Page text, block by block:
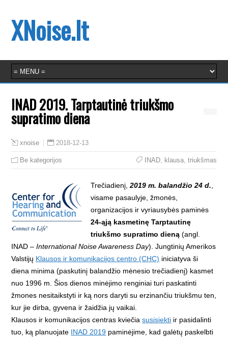
XNoise.lt
INAD 2019. Tarptautinė triukšmo
supratimo diena
xnoise 2018-12-13
Be kategorijos INAD, klausa, triukšmas
Trečiadienį,2019 m. balandžio 24 d.
visame pasaulyje, žmonės,
organizacijos ir vyriausybės paminės
24-ąją kasmetinę Tarptautinę
triukšmo supratimo dieną (angl.
INAD –International Noise Awareness Day). Jungtinių Amerikos
Valstijų Klausos ir komunikacijos centro (CHC) iniciatyva ši
diena minima (paskutinį balandžio mėnesio trečiadienį) kasmet
nuo 1996 m. Šios dienos minėjimo renginiai turi paskatinti
žmones nesitaikstyti ir ką nors daryti su erzinančiu triukšmu ten,
kur jie dirba, gyvena ir žaidžia jų vaikai.
Klausos ir komunikacijos centras kviečiasusisiekti ir pasidalinti
tuo, ką planuojate INAD 2019 paminėjime, kad galėtų paskelbti